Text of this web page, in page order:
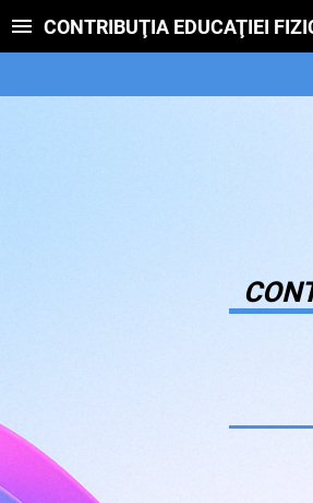
CONTRIBUŢIA EDUCAŢIEI